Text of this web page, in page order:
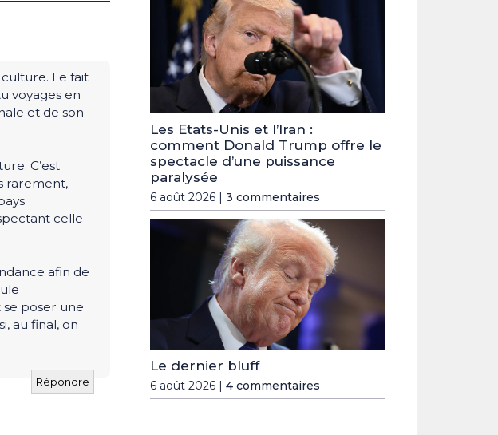
Le fait
voyages en
et de son
C’est
rarement,
celle
afin de
poser une
au final, on
Répondre
Les Etats-Unis et l’Iran :
comment Donald Trump offre le
spectacle d’une puissance
paralysée
6 août 2026 | 3 commentaires
Le dernier bluff
6 août 2026 | 4 commentaires